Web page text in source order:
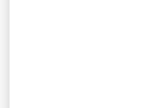
Chez l'enfant le
constipation est basé
d'hygiène de vie et de
notamment utilisation
d'eau avec des
alimentation riche en